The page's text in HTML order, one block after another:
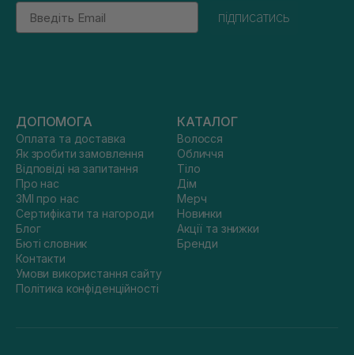
Email
підписатись
ДОПОМОГА
Оплата та доставка
Як зробити замовлення
Відповіді на запитання
Про нас
ЗМІ про нас
Сертифікати та нагороди
Блог
Бюті словник
Контакти
Умови використання сайту
Політика конфіденційності
КАТАЛОГ
Волосся
Обличчя
Тіло
Дім
Мерч
Новинки
Акції та знижки
Бренди